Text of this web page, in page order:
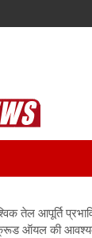
तेल आपूर्ति
ऑयल की